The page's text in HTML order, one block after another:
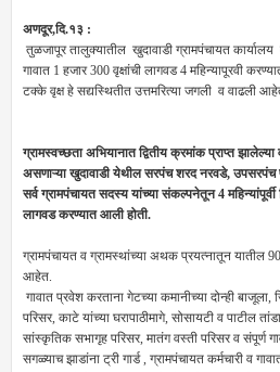
अणदूर,दि.१३ :
तुळजापूर तालुक्यातील खुदावाडी ग्रामपंचायत कार्यालय
गावात 1 हजार 300 वृक्षांची लागवड 4 महिन्यापूरवी
टक्के वृक्ष हे सद्यस्थितीत उत्तमरित्या जगली व वाढली
ग्रामस्वच्छता अभियानात द्वितीय क्रमांक प्राप्त
असणाऱ्या खुदावाडी येथील सरपंच शरद नरवडे, उपसरपंच
सर्व ग्रामपंचायत सदस्य यांच्या संकल्पनेतून 4 महिन्यांपूर्वी
लागवड करण्यात आली होती.
ग्रामपंचायत व ग्रामस्थांच्या अथक प्रयत्नातून यातील
आहेत.
गावात प्रवेश करताना गेटच्या कमानीच्या दोन्ही बाजूला,
परिसर, काटे यांच्या घरापाठीमागे, सोसायटी व पाटील
सांस्कृतिक सभागृह परिसर, मातंग वस्ती परिसर व संपूर्ण
सगळ्याच झाडांना ट्री गार्ड , ग्रामपंचायत कर्मचारी व